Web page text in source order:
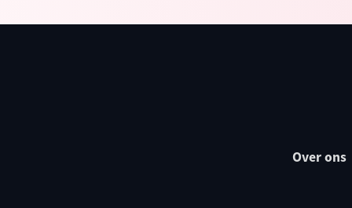
Over ons